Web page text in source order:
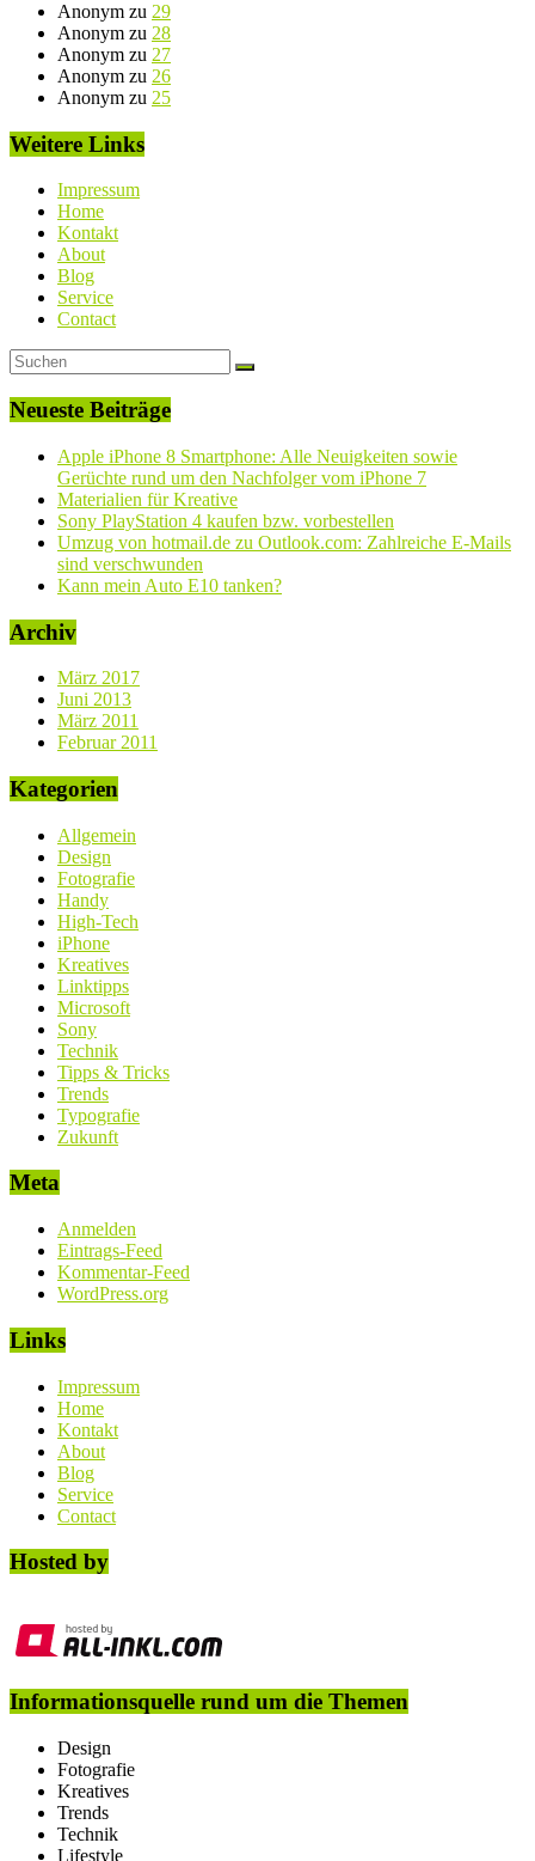
Anonym zu 29
Anonym zu 28
Anonym zu 27
Anonym zu 26
Anonym zu 25
Weitere Links
Impressum
Home
Kontakt
About
Blog
Service
Contact
Neueste Beiträge
Apple iPhone 8 Smartphone: Alle Neuigkeiten sowie
Gerüchte rund um den Nachfolger vom iPhone 7
Materialien für Kreative
Sony PlayStation 4 kaufen bzw. vorbestellen
Umzug von hotmail.de zu Outlook.com: Zahlreiche E-Mails
sind verschwunden
Kann mein Auto E10 tanken?
Archiv
März 2017
Juni 2013
März 2011
Februar 2011
Kategorien
Allgemein
Design
Fotografie
Handy
High-Tech
iPhone
Kreatives
Linktipps
Microsoft
Sony
Technik
Tipps & Tricks
Trends
Typografie
Zukunft
Meta
Anmelden
Eintrags-Feed
Kommentar-Feed
WordPress.org
Links
Impressum
Home
Kontakt
About
Blog
Service
Contact
Hosted by
Informationsquelle rund um die Themen
Design
Fotografie
Kreatives
Trends
Technik
Lifestyle